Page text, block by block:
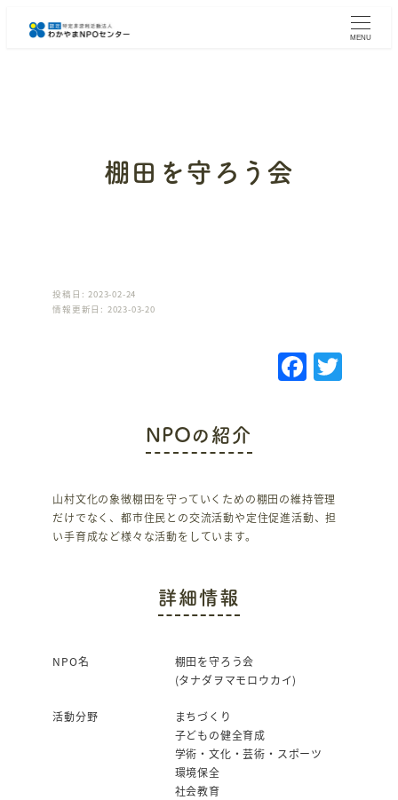
MENU
棚田を守ろう会
投稿日: 2023-02-24
情報更新日: 2023-03-20
F
a
o
o
T
NPOの紹介
山村文化の象徴棚田を守っていくための棚田の維持管理
だけでなく、都市住民との交流活動や定住促進活動、担
い手育成など様々な活動をしています。
詳細情報
NPO名
棚田を守ろう会
(タナダヲマモロウカイ)
活動分野
まちづくり
子どもの健全育成
学術・文化・芸術・スポーツ
環境保全
社会教育